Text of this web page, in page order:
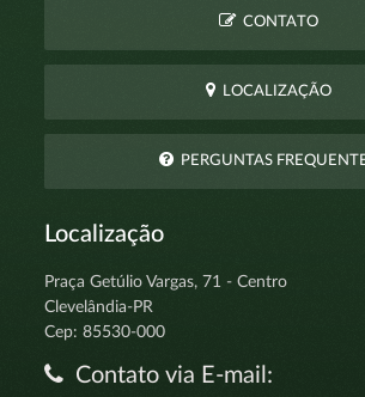
CONTATO
LOCALIZAÇÃO
PERGUNTAS
Localização
Praça Getúlio Vargas, 71 - Centro
Clevelândia-PR
Cep: 85530-000
Contato via E-mail: